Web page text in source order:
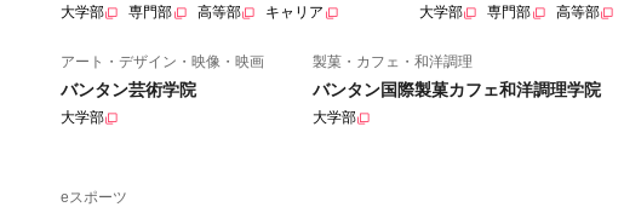
大学部 専門部 高等部 キャリア 大学部 専門部 高等部
アート・デザイン・映像・映画
バンタン芸術学院
大学部
製菓・カフェ・和洋調理
バンタン国際製菓カフェ和洋調理学院
大学部
eスポーツ